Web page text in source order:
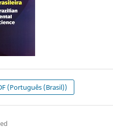
(Português (Brasil))